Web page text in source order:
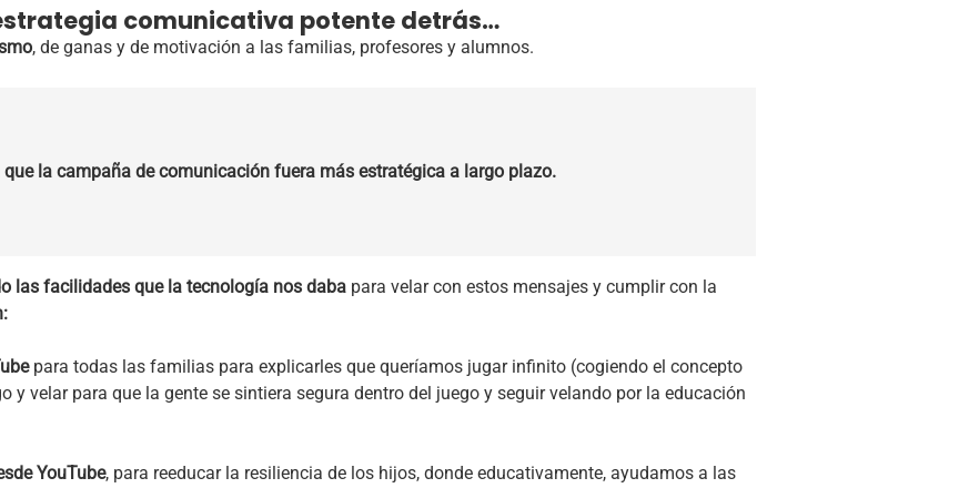
comunicativa potente detrás…
, de ganas y de motivación a las familias, profesores y alumnos.
que la campaña de comunicación fuera más estratégica a largo plazo.
las facilidades que la tecnología nos daba para velar con estos mensajes y cumplir con la
para todas las familias para explicarles que queríamos jugar infinito (cogiendo el concepto
y velar para que la gente se sintiera segura dentro del juego y seguir velando por la educación
YouTube, para reeducar la resiliencia de los hijos, donde educativamente, ayudamos a las